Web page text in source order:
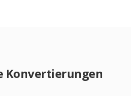
Konvertierungen